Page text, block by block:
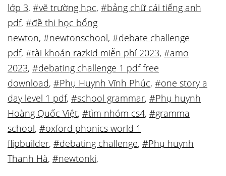
lớp 3, #vẽ trường học, #bảng chữ cái tiếng anh
pdf, #đề thi học bổng
newton, #newtonschool, #debate challenge
pdf, #tài khoản razkid miễn phí 2023, #amo
2023, #debating challenge 1 pdf free
download, #Phụ Huynh Vĩnh Phúc, #one story a
day level 1 pdf, #school grammar, #Phụ huynh
Hoàng Quốc Việt, #tìm nhóm cs4, #gramma
school, #oxford phonics world 1
flipbuilder, #debating challenge, #Phụ huynh
Thanh Hà, #newtonki,